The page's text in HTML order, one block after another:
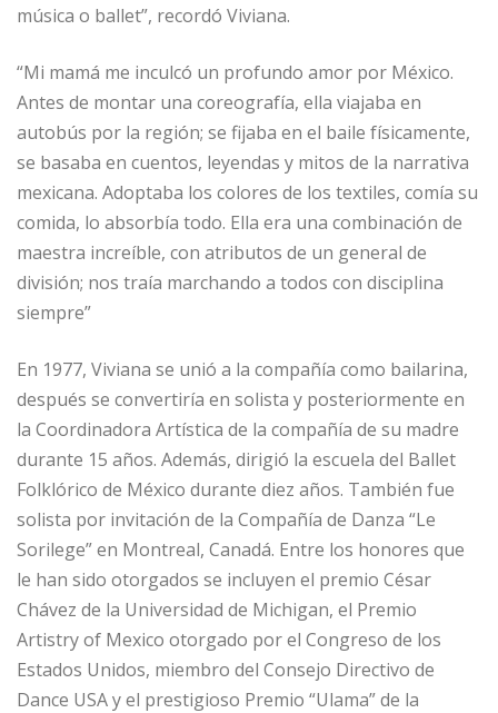
música o ballet”, recordó Viviana.
“Mi mamá me inculcó un profundo amor por México.
Antes de montar una coreografía, ella viajaba en
autobús por la región; se fijaba en el baile físicamente,
se basaba en cuentos, leyendas y mitos de la narrativa
mexicana. Adoptaba los colores de los textiles, comía su
comida, lo absorbía todo. Ella era una combinación de
maestra increíble, con atributos de un general de
división; nos traía marchando a todos con disciplina
siempre”
En 1977, Viviana se unió a la compañía como bailarina,
después se convertiría en solista y posteriormente en
la Coordinadora Artística de la compañía de su madre
durante 15 años. Además, dirigió la escuela del Ballet
Folklórico de México durante diez años. También fue
solista por invitación de la Compañía de Danza “Le
Sorilege” en Montreal, Canadá. Entre los honores que
le han sido otorgados se incluyen el premio César
Chávez de la Universidad de Michigan, el Premio
Artistry of Mexico otorgado por el Congreso de los
Estados Unidos, miembro del Consejo Directivo de
Dance USA y el prestigioso Premio “Ulama” de la